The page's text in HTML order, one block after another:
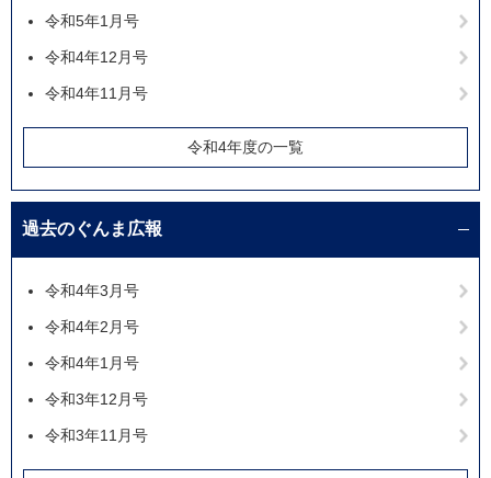
令和5年1月号
令和4年12月号
令和4年11月号
令和4年度の一覧
過去のぐんま広報
令和4年3月号
令和4年2月号
令和4年1月号
令和3年12月号
令和3年11月号